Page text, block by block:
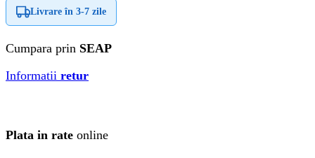
Livrare în 3-7 zile
Cumpara prin SEAP
Informatii retur
Plata in rate online